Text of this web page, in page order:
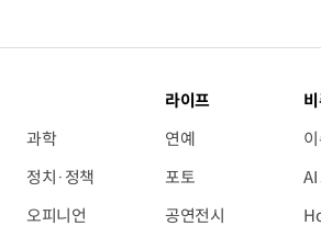
과학
정치·정책
오피니언
라이프
연예
포토
공연전시